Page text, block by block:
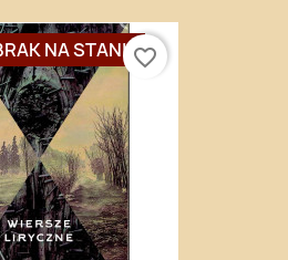
NA STANIEfavorite_border